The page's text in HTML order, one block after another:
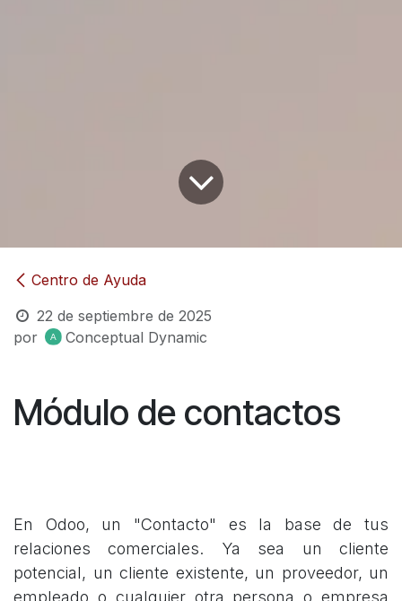
Centro de Ayuda
22 de septiembre de 2025
por
Conceptual Dynamic
Módulo de contactos
En Odoo, un "Contacto" es la base de tus
relaciones comerciales. Ya sea un cliente
potencial, un cliente existente, un proveedor, un
empleado o cualquier otra persona o empresa